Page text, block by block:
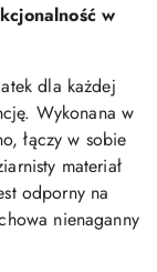
w
dla każdej
Wykonana w
łączy w sobie
materiał
odporny na
nienaganny